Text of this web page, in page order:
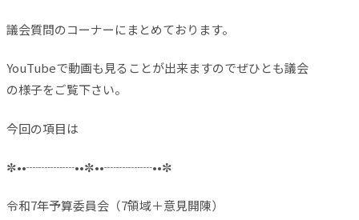
議会質問のコーナーにまとめております。
YouTubeで動画も見ることが出来ますのでぜひとも議会
の様子をご覧下さい。
今回の項目は
✼••┈┈┈┈••✼••┈┈┈┈••✼
令和7年予算委員会（7領域＋意見開陳）